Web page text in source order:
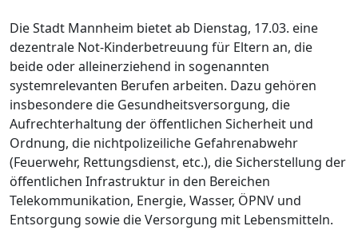
Die Stadt Mannheim bietet ab Dienstag, 17.03. eine
dezentrale Not-Kinderbetreuung für Eltern an, die
beide oder alleinerziehend in sogenannten
systemrelevanten Berufen arbeiten. Dazu gehören
insbesondere die Gesundheitsversorgung, die
Aufrechterhaltung der öffentlichen Sicherheit und
Ordnung, die nichtpolizeiliche Gefahrenabwehr
(Feuerwehr, Rettungsdienst, etc.), die Sicherstellung der
öffentlichen Infrastruktur in den Bereichen
Telekommunikation, Energie, Wasser, ÖPNV und
Entsorgung sowie die Versorgung mit Lebensmitteln.